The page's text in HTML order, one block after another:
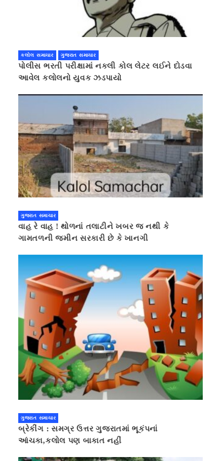
કલોલ સમાચાર ગુજરાત સમાચાર
પોલીસ ભરતી પરીક્ષામાં નકલી કોલ લેટર લઈને દોડવા
આવેલ કલોલનો યુવક ઝડપાયો
ગુજરાત સમાચાર
વાહ રે વાહ ! થોળનાં તલાટીને ખબર જ નથી કે
ગામતળની જમીન સરકારી છે કે ખાનગી
ગુજરાત સમાચાર
બ્રેકીંગ : સમગ્ર ઉત્તર ગુજરાતમાં ભૂકંપનાં
આંચકા,કલોલ પણ બાકાત નહીં